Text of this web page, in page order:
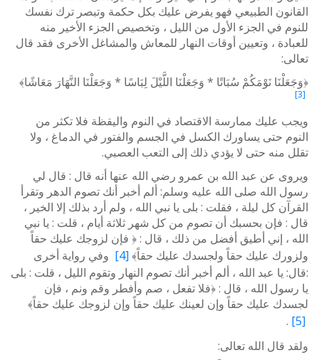
القانون الطبيعي فهو يفرض عليك بكل حكمة وتبصر ترك نفسك
للنوم في الجزء الأول من الليل ، وتخصيص الجزء الأخير منه
للعبادة ، وتعيين أوقات النهار للمعاش والمشاغل الأخرى فقد قال
تعالى:
﴿وَجَعَلْنَا نَوْمَكُمْ سُبَاتًا * وَجَعَلْنَا اللَّيْلَ لِبَاسًا * وَجَعَلْنَا النَّهَارَ مَعَاشًا﴾
[3]
ويجب عليك ممارسة الاقتصاد في النوم واليقظة فلا تكثر من
النوم حتى يساورك الكسل في الجسم والفتور في الدماغ ، ولا
تقلل منه حتى لا يؤدي ذلك إلى التعب العصبي.
ويروى عن عبد الله بن عمرو رضي الله عنها أنه قال : قال لي
رسول الله صلى الله عليه وسلم: ألم أخبر أنك تصوم الدهر وتقرأ
القرآن كل ليلة ، فقلت : بلى يا نبي الله ، ولم أرد بذلك إلا الخير ،
قال : فإن بحسبك أن تصوم من كل شهر ثلاثة أيام ، قلت : يا نبي
الله ، إني أطيق أفضل من ذلك ، قال : ﴿ فإن لزوجك عليك حقاً
ولزورك عليك حقاً ولجسدك عليك حقاً﴾ [4]
وفي رواية أخرى
:قال: يا عبد الله ، ألم أخبر أنك تصوم النهار وتقوم الليل ، قلت : بلى
يا رسول الله ، قال : ﴿فلا تفعل ، صم وأفطر وقم ونم ، فإن
لجسدك عليك حقاً وإن لعينك عليك حقاً وإن لزوجك عليك حقاً﴾
[5]
.
ولقد قال الله تعالى: